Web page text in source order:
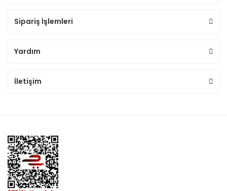
Sipariş İşlemleri
Yardım
İletişim